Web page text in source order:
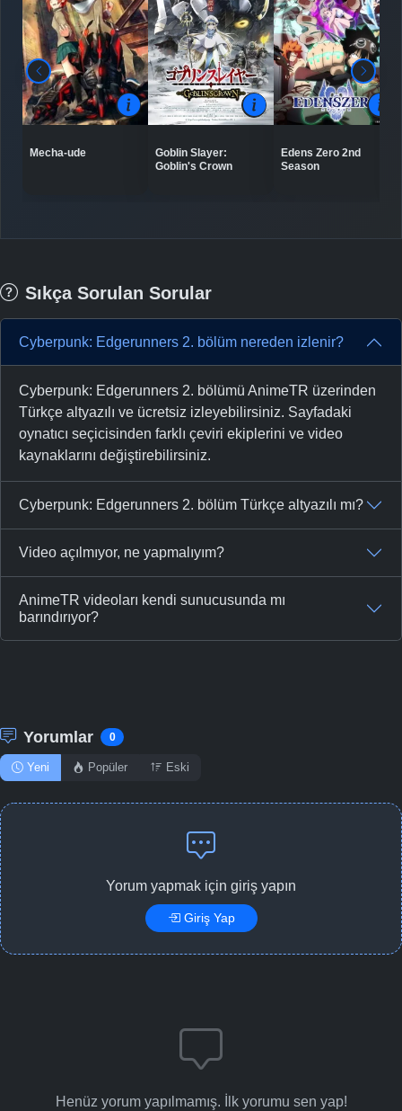
Mecha-ude
Goblin Slayer:
Goblin's Crown
Edens Zero 2nd
Season
Sıkça Sorulan Sorular
Cyberpunk: Edgerunners 2. bölüm nereden izlenir?
Cyberpunk: Edgerunners 2. bölümü AnimeTR üzerinden
Türkçe altyazılı ve ücretsiz izleyebilirsiniz. Sayfadaki
oynatıcı seçicisinden farklı çeviri ekiplerini ve video
kaynaklarını değiştirebilirsiniz.
Cyberpunk: Edgerunners 2. bölüm Türkçe altyazılı mı?
Video açılmıyor, ne yapmalıyım?
AnimeTR videoları kendi sunucusunda mı
barındırıyor?
Yorumlar 0
Yeni Popüler Eski
Yorum yapmak için giriş yapın
Giriş Yap
Henüz yorum yapılmamış. İlk yorumu sen yap!